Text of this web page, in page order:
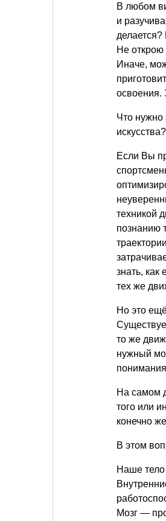
В любом
и
Не открою
Иначе,
освоения.
Что нужно
искусства?
Если Вы
техникой
познанию
знать, как
тех же
Но это
то же
нужный
На самом
того или
конечно
В этом
Наше тело
Мозг —